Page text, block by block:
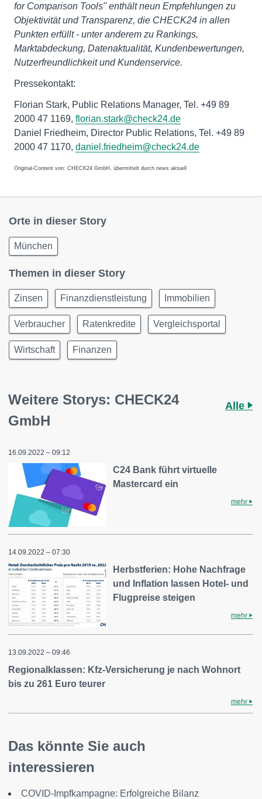
for Comparison Tools" enthält neun Empfehlungen zu
Objektivität und Transparenz, die CHECK24 in allen
Punkten erfüllt - unter anderem zu Rankings,
Marktabdeckung, Datenaktualität, Kundenbewertungen,
Nutzerfreundlichkeit und Kundenservice.
Pressekontakt:
Florian Stark, Public Relations Manager, Tel. +49 89
2000 47 1169, florian.stark@check24.de
Daniel Friedheim, Director Public Relations, Tel. +49 89
2000 47 1170, daniel.friedheim@check24.de
Original-Content von: CHECK24 GmbH, übermittelt durch news aktuell
Orte in dieser Story
München
Themen in dieser Story
Zinsen Finanzdienstleistung Immobilien
Verbraucher Ratenkredite Vergleichsportal
Wirtschaft Finanzen
Weitere Storys: CHECK24
GmbH
Alle
16.09.2022 – 09:12
C24 Bank führt virtuelle
Mastercard ein
mehr
14.09.2022 – 07:30
Herbstferien: Hohe Nachfrage
und Inflation lassen Hotel- und
Flugpreise steigen
mehr
13.09.2022 – 09:46
Regionalklassen: Kfz-Versicherung je nach Wohnort
bis zu 261 Euro teurer
mehr
Das könnte Sie auch
interessieren
COVID-Impfkampagne: Erfolgreiche Bilanz